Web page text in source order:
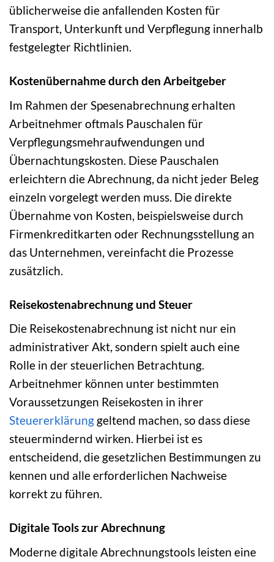
üblicherweise die anfallenden Kosten für
Transport, Unterkunft und Verpflegung innerhalb
festgelegter Richtlinien.
Kostenübernahme durch den Arbeitgeber
Im Rahmen der Spesenabrechnung erhalten
Arbeitnehmer oftmals Pauschalen für
Verpflegungsmehraufwendungen und
Übernachtungskosten. Diese Pauschalen
erleichtern die Abrechnung, da nicht jeder Beleg
einzeln vorgelegt werden muss. Die direkte
Übernahme von Kosten, beispielsweise durch
Firmenkreditkarten oder Rechnungsstellung an
das Unternehmen, vereinfacht die Prozesse
zusätzlich.
Reisekostenabrechnung und Steuer
Die Reisekostenabrechnung ist nicht nur ein
administrativer Akt, sondern spielt auch eine
Rolle in der steuerlichen Betrachtung.
Arbeitnehmer können unter bestimmten
Voraussetzungen Reisekosten in ihrer
Steuererklärung geltend machen, so dass diese
steuermindernd wirken. Hierbei ist es
entscheidend, die gesetzlichen Bestimmungen zu
kennen und alle erforderlichen Nachweise
korrekt zu führen.
Digitale Tools zur Abrechnung
Moderne digitale Abrechnungstools leisten eine